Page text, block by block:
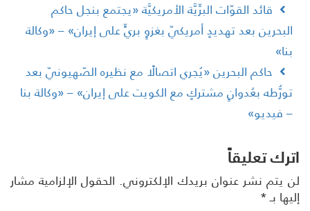
قائد القوّات البرِّيَّة الأمريكيَّة «يجتمع بنجل حاكم
بعد تهديدٍ أمريكيّ بغزوٍ بريٍّ على إيران» – «وكالة
حاكم البحرين «يُجري اتصالًا مع نظيره الصّهيونيّ بعد
بعُدوانٍ مشتركٍ مع الكويت على إيران» – «وكالة بنا
فيديو»
تعليقاً
يتم نشر عنوان بريدك الإلكتروني. الحقول الإلزامية مشار
بـ*